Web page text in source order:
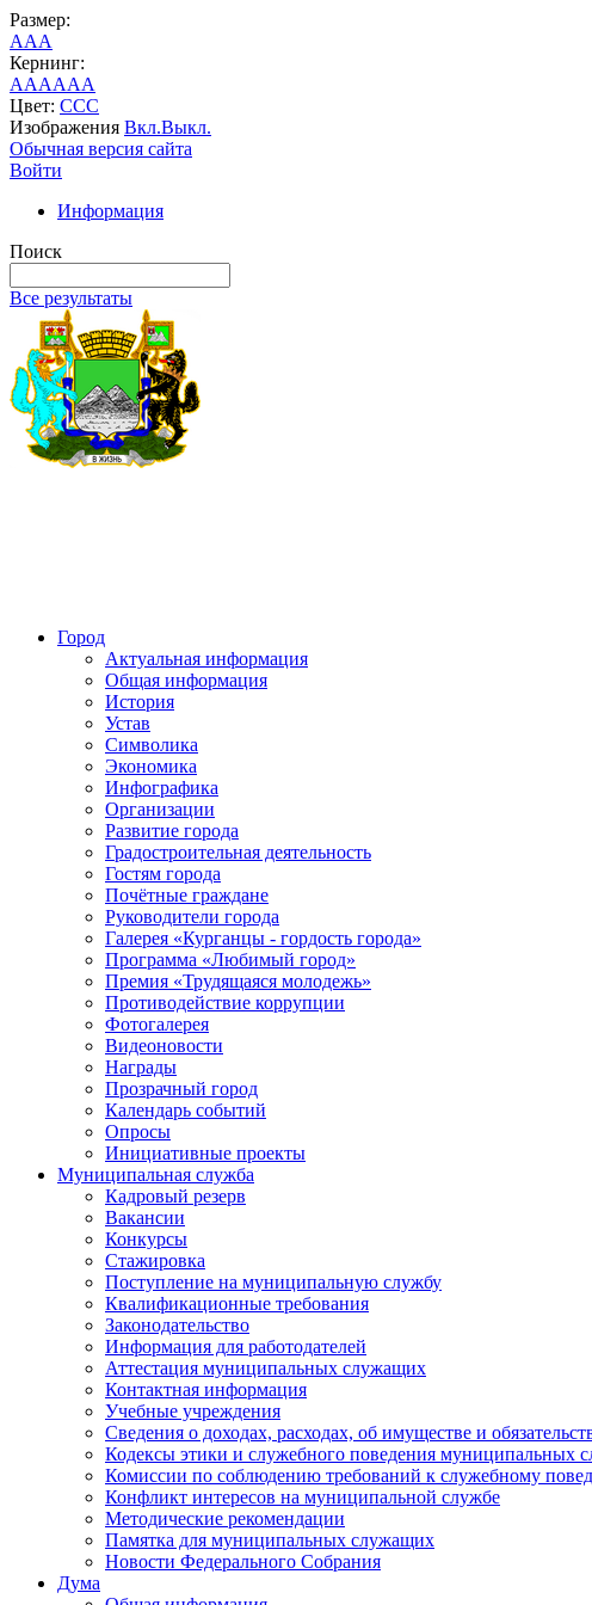
Размер:
AAA
Кернинг:
AAAAAA
Цвет: CCC
Изображения Вкл.Выкл.
Обычная версия сайта
Войти
Информация
Поиск
Все результаты
Город
Актуальная информация
Общая информация
История
Устав
Символика
Экономика
Инфографика
Организации
Развитие города
Градостроительная деятельность
Гостям города
Почётные граждане
Руководители города
Галерея «Курганцы - гордость города»
Программа «Любимый город»
Премия «Трудящаяся молодежь»
Противодействие коррупции
Фотогалерея
Видеоновости
Награды
Прозрачный город
Календарь событий
Опросы
Инициативные проекты
Муниципальная служба
Кадровый резерв
Вакансии
Конкурсы
Стажировка
Поступление на муниципальную службу
Квалификационные требования
Законодательство
Информация для работодателей
Аттестация муниципальных служащих
Контактная информация
Учебные учреждения
Сведения о доходах, расходах, об имуществе и
Кодексы этики и служебного поведения муниципальных
Комиссии по соблюдению требований к служебному
Конфликт интересов на муниципальной службе
Методические рекомендации
Памятка для муниципальных служащих
Новости Федерального Cобрания
Дума